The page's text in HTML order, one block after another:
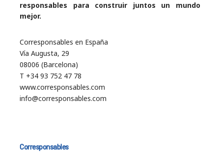
responsables para construir juntos un mundo
mejor.
Corresponsables en España
Vía Augusta, 29
08006 (Barcelona)
T +34 93 752 47 78
www.corresponsables.com
info@corresponsables.com
Corresponsables